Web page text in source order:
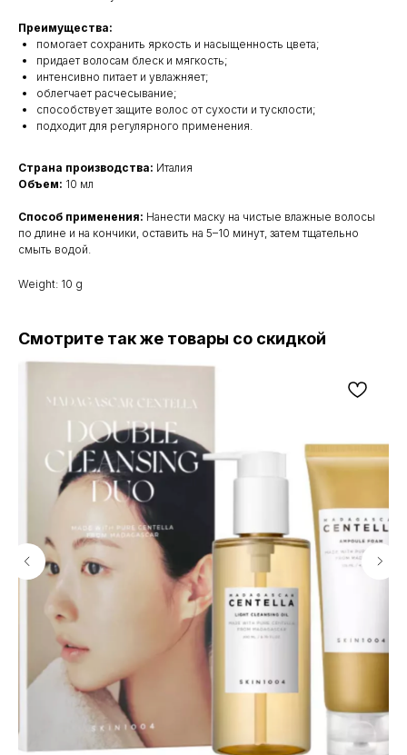
Преимущества:
помогает сохранить яркость и насыщенность цвета;
придает волосам блеск и мягкость;
интенсивно питает и увлажняет;
облегчает расчесывание;
способствует защите волос от сухости и тусклости;
подходит для регулярного применения.
Страна производства: Италия
Объем: 10 мл
Способ применения: Нанести маску на чистые влажные волосы
по длине и на кончики, оставить на 5–10 минут, затем тщательно
смыть водой.
Weight: 10 g
Смотрите так же товары со скидкой